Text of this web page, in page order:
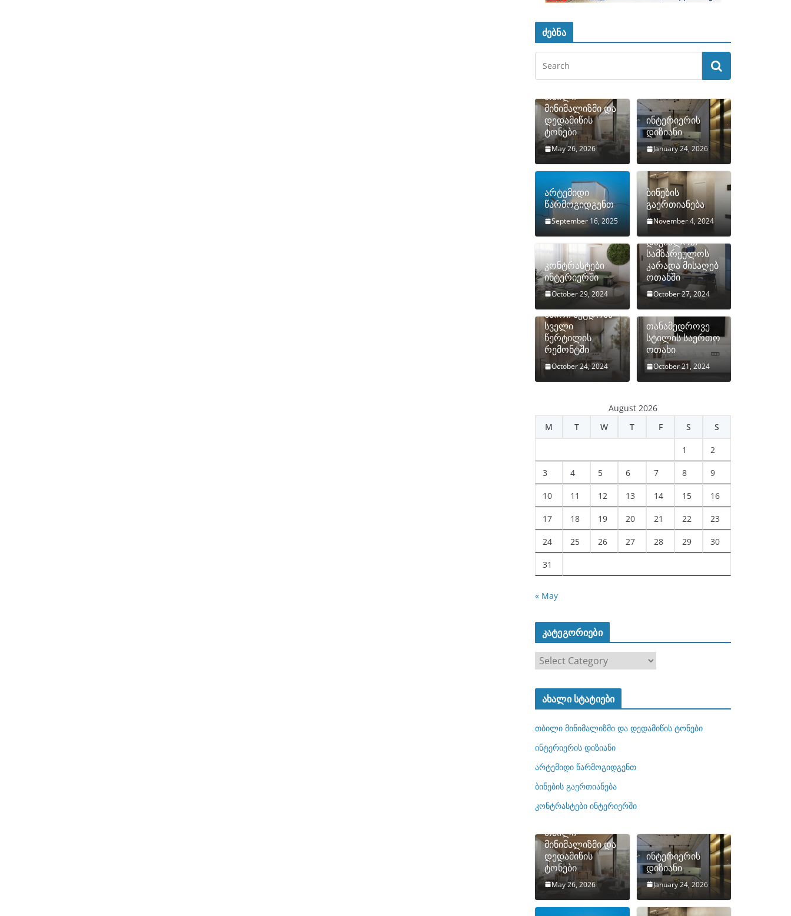
ძებნა
თბილი
მინიმალიზმი და
დედამიწის
ტონები
May 26, 2026
ინტერიერის
დიზიანი
January 24, 2026
არტემიდი
წარმოგიდგენთ
September 16, 2025
ბინების
გაერთიანება
November 4, 2024
კონტრასტები
ინტერიერში
October 29, 2024
როგორ
დავმალოთ
სამზარეულოს
კარადა მისაღებ
ოთახში
October 27, 2024
ხშირი შეცდომა
სველი
წერტილის
რემონტში
October 24, 2024
თანამედროვე
სტილის საერთო
ოთახი
October 21, 2024
August 2026
M
T W T F S S
1 2
3 4 5 6 7 8 9
10 11 12 13 14 15 16
17 18 19 20 21 22 23
24 25 26 27 28 29 30
31
« May
კატეგორიები
ტ
ო
რ
ბ
ი
ახალი სტატიები
თბილი მინიმალიზმი და დედამიწის ტონები
ინტერიერის დიზიანი
არტემიდი წარმოგიდგენთ
ბინების გაერთიანება
კონტრასტები ინტერიერში
თბილი
მინიმალიზმი და
დედამიწის
ტონები
May 26, 2026
ინტერიერის
დიზიანი
January 24, 2026